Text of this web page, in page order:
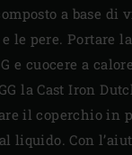
a base
le pere. Portare
e cuocere a
la Cast Iron
il coperchio in
liquido. Con